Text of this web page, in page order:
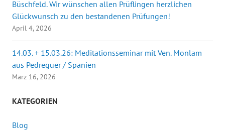
Büschfeld. Wir wünschen allen Prüflingen herzlichen
Glückwunsch zu den bestandenen Prüfungen!
April 4, 2026
14.03. + 15.03.26: Meditationsseminar mit Ven. Monlam
aus Pedreguer / Spanien
März 16, 2026
KATEGORIEN
Blog